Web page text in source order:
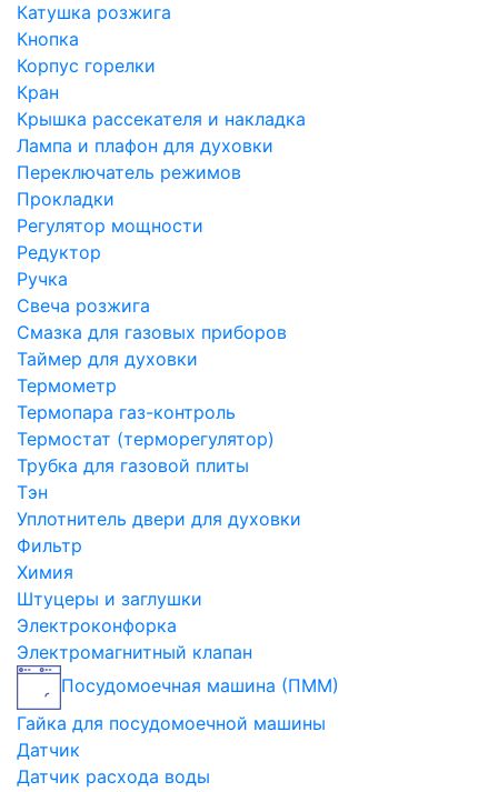
Катушка розжига
Кнопка
Корпус горелки
Кран
Крышка рассекателя и накладка
Лампа и плафон для духовки
Переключатель режимов
Прокладки
Регулятор мощности
Редуктор
Ручка
Свеча розжига
Смазка для газовых приборов
Таймер для духовки
Термометр
Термопара газ-контроль
Термостат (терморегулятор)
Трубка для газовой плиты
Тэн
Уплотнитель двери для духовки
Фильтр
Химия
Штуцеры и заглушки
Электроконфорка
Электромагнитный клапан
Посудомоечная машина (ПММ)
Гайка для посудомоечной машины
Датчик
Датчик расхода воды